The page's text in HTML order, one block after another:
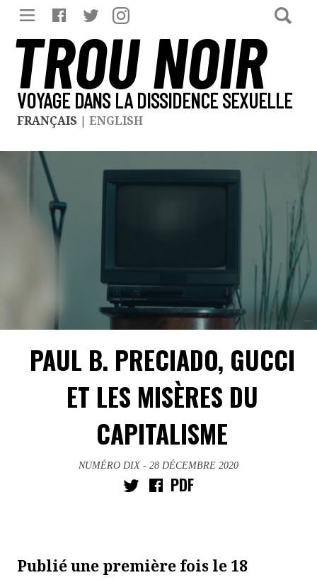
TROU NOIR
VOYAGE DANS LA DISSIDENCE SEXUELLE
FRANÇAIS | ENGLISH
PAUL B. PRECIADO, GUCCI
ET LES MISÈRES DU
CAPITALISME
NUMÉRO DIX - 28 DÉCEMBRE 2020
PDF
Publié une première fois le 18